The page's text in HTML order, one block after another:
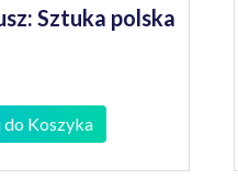
Sztuka polska
do Koszyka